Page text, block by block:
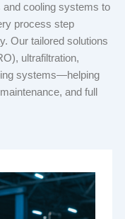
and cooling systems to
process step
Our tailored solutions
ultrafiltration,
systems—helping
and full